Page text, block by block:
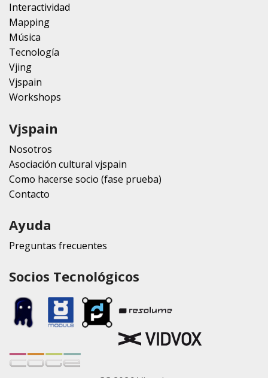
Interactividad
Mapping
Música
Tecnología
Vjing
Vjspain
Workshops
Vjspain
Nosotros
Asociación cultural vjspain
Como hacerse socio (fase prueba)
Contacto
Ayuda
Preguntas frecuentes
Socios Tecnológicos